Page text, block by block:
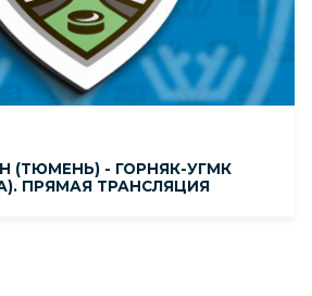
(ТЮМЕНЬ) - ГОРНЯК-УГМК
ПРЯМАЯ ТРАНСЛЯЦИЯ